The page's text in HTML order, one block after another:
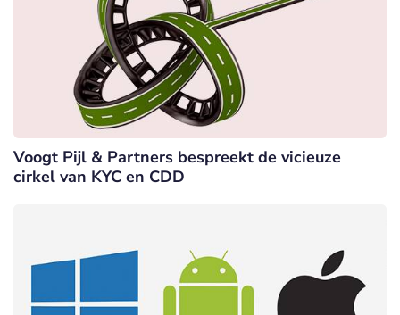
Voogt Pijl & Partners bespreekt de vicieuze
cirkel van KYC en CDD